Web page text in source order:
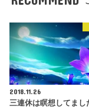
2018.11.26
三連休は瞑想してま